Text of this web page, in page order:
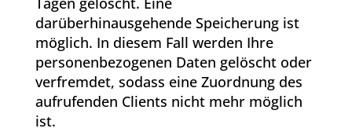
darüberhinausgehende Speicherung ist
möglich. In diesem Fall werden Ihre
personenbezogenen Daten gelöscht oder
verfremdet, sodass eine Zuordnung des
aufrufenden Clients nicht mehr möglich
ist.